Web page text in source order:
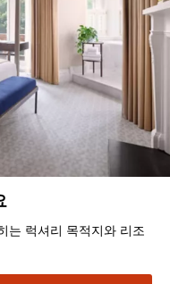
는 럭셔리 목적지와 리조